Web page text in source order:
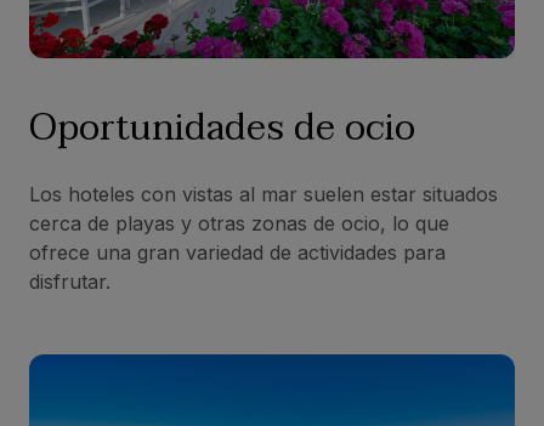
Oportunidades de ocio
Los hoteles con vistas al mar suelen estar situados
cerca de playas y otras zonas de ocio, lo que
ofrece una gran variedad de actividades para
disfrutar.